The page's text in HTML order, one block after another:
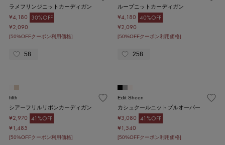
ラメフリンジニットカーディガン
¥4,180 30%OFF
¥2,090
[50%OFFクーポン利用価格]
58
ループニットカーディガン
¥4,180 40%OFF
¥2,090
[50%OFFクーポン利用価格]
258
fifth
シアーフリルリボンカーディガン
¥2,970 41%OFF
¥1,485
[50%OFFクーポン利用価格]
Edit Sheen
カシュクールニットプルオーバー
¥3,080 41%OFF
¥1,540
[50%OFFクーポン利用価格]